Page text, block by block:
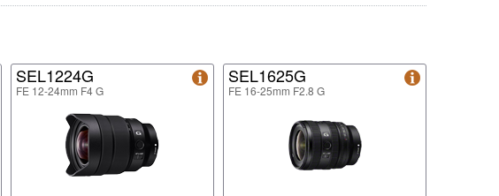
SEL1224G
FE 12-24mm F4 G
SEL1625G
FE 16-25mm F2.8 G